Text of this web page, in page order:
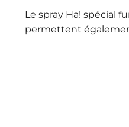
Le spray Ha! spécial
permettent